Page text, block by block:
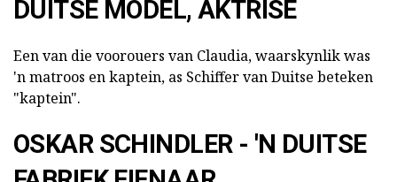
DUITSE MODEL, AKTRISE
Een van die voorouers van Claudia, waarskynlik was
'n matroos en kaptein, as Schiffer van Duitse beteken
"kaptein".
OSKAR SCHINDLER - 'N DUITSE